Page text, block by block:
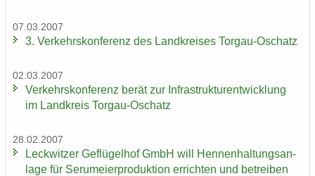
07.03.2007
3. Ver­kehrs­kon­fe­renz des Land­krei­ses Torgau-​Oschatz
02.03.2007
Ver­kehrs­kon­fe­renz berät zur In­fra­struk­tur­ent­wick­lung
im Land­kreis Torgau-​Oschatz
28.02.2007
Leck­wit­zer Ge­flü­gel­hof GmbH will Hen­nen­hal­tungs­an­
la­ge für Ser­um­ei­er­pro­duk­ti­on er­rich­ten und be­trei­ben